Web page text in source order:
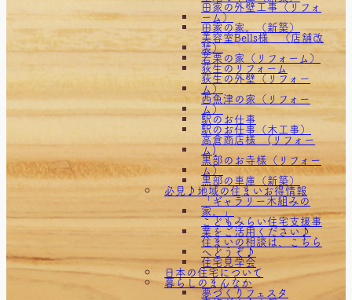
田家の外壁工事（リフォ
ーム）
田家の家。（新築）
美容室Bells様 （店舗改
装）
若栗の家（リフォーム）
荻生のリフォーム
荻生の外壁（リフォー
ム）
西魚津の家（リフォー
ム）
駅のお仕事
駅のお仕事（木工事）
高倉商店様 (リフォー
ム)
黒部のお寺様（リフォー
ム）
黒部の車庫（新築）
必見♪地域の住まいお得情報
「ギャラリー木組みの
家。」
こどもみらい住宅支援事
業をご活用ください♪
住まいの相談は、こちら
へどうぞ♪
住宅見学会
日本の住宅について
暮らしのまんなか
夢づくりフェスタ